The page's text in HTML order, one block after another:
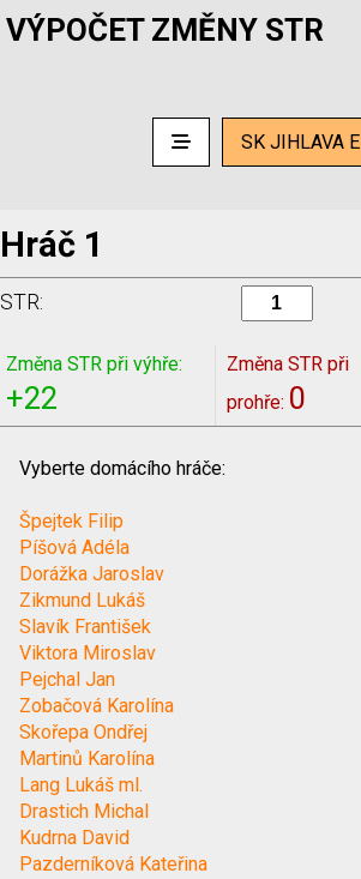
VÝPOČET ZMĚNY STR
SK JIHLAVA E
Hráč 1
STR:
Změna STR při výhře:
+22
Změna STR při
prohře: 0
Vyberte domácího hráče:
Špejtek Filip
Píšová Adéla
Dorážka Jaroslav
Zikmund Lukáš
Slavík František
Viktora Miroslav
Pejchal Jan
Zobačová Karolína
Skořepa Ondřej
Martinů Karolína
Lang Lukáš ml.
Drastich Michal
Kudrna David
Pazderníková Kateřina